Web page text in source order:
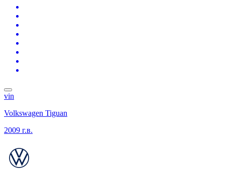
vin
Volkswagen Tiguan
2009 г.в.